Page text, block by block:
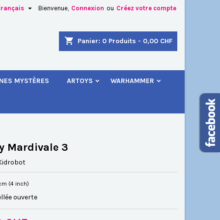
Bienvenue, Connexion ou Créez votre compte

shopping_cart Panier: 0 Produits - 0,00 CHF
MYSTÈRES ARTOYS WARHAMMER
Mardivale 3
(4 inch)
ouverte